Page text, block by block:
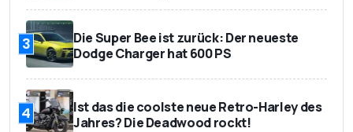
3
Die Super Bee ist zurück: Der neueste
Dodge Charger hat 600 PS
4
Ist das die coolste neue Retro-Harley des
Jahres? Die Deadwood rockt!